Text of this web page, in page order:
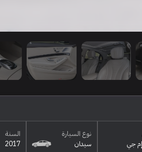
نوع السيارة
سيدان
السنة
2017